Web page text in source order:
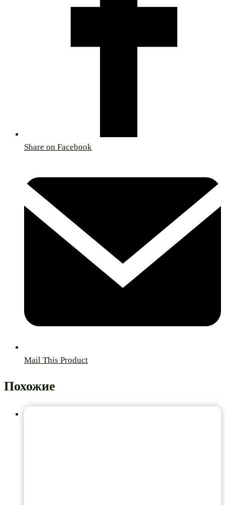
Share on Facebook
Mail This Product
Похожие